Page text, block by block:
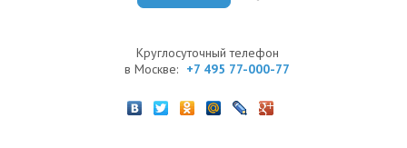
Круглосуточный телефон
в Москве: +7 495 77-000-77